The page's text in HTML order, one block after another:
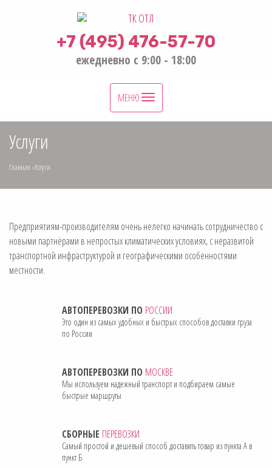
+7 (495) 476-57-70
ежедневно с 9:00 - 18:00
Toggle
navigation
МЕНЮ
Услуги
Главная ›Услуги
Предприятиям-производителям очень нелегко начинать сотрудничество с
новыми партнёрами в непростых климатических условиях, с неразвитой
транспортной инфраструктурой и географическими особенностями
местности.
АВТОПЕРЕВОЗКИ ПО РОССИИ
Это один из самых удобных и быстрых способов доставки груза
по России
АВТОПЕРЕВОЗКИ ПО МОСКВЕ
Мы используем надежный транспорт и подбираем самые
быстрые маршруты
СБОРНЫЕ ПЕРЕВОЗКИ
Самый простой и дешевый способ доставить товар из пункта А в
пункт Б